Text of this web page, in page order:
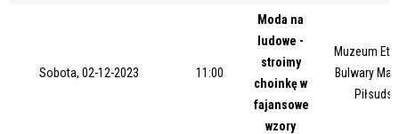
Sobota, 02-12-2023 11:00
Moda na
ludowe -
stroimy
choinkę w
fajansowe
wzory
Muzeum
Bulwary